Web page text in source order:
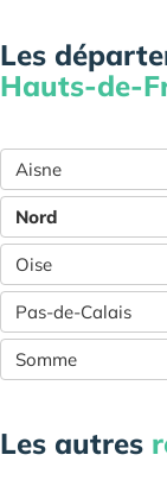
Les
Hauts-de-
Aisne
Nord
Oise
Pas-de-Calais
Somme
Les autres